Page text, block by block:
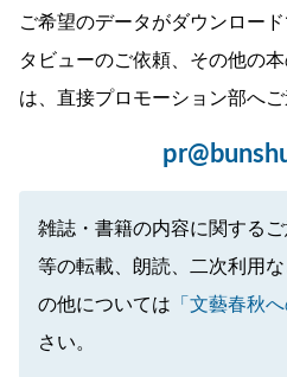
ご希望のデータがダウンロー
タビューのご依頼、その他の
は、直接プロモーション部へご
雑誌・書籍の内容に関する
等の転載、朗読、二次利用
の他については 「文藝春秋
さい。